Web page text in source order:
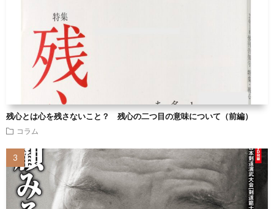
残心とは心を残さないこと？ 残心の二つ目の意味について（前編）
コラム